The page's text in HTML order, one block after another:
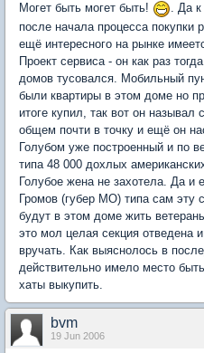
Могет быть могет быть!
. Да к
после начала процесса покупки
ещё интересного на рынке
Проект сервиса - он как раз
домов тусовался. Мобильный
были квартиры в этом доме но
итоге купил, так вот он
общем почти в точку и ещё он
Голубом уже построенный и по
типа 48 000 дохлых
Голубое жена не захотела. Да и
Громов (губер МО) типа сам эту
будут в этом доме жить
это мол целая секция отведена
вручать. Как выяснолось в
действительно имело место
хаты выкупить.
bvm
19 Jun 2006